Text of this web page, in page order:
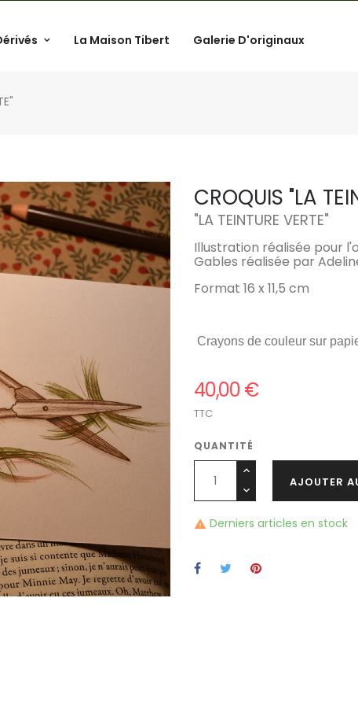
La Maison Tibert Galerie D'originaux
CROQUIS "LA
"LA TEINTURE VERTE"
Illustration réalisée pour
Gables réalisée par
Format 16 x 11,5 cm
Crayons de couleur sur
40,00 €
TTC
QUANTITÉ
AJOUTER
 Derniers articles en stock